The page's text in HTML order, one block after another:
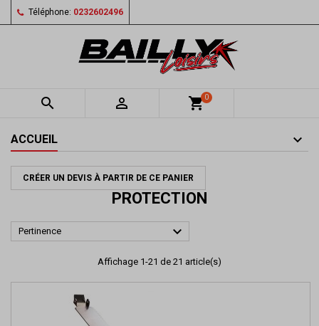
Téléphone: 0232602496
  shopping_cart0
ACCUEIL
CRÉER UN DEVIS À PARTIR DE CE PANIER
PROTECTION
Pertinence 
Affichage 1-21 de 21 article(s)